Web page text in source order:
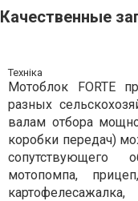
Качественные
Техніка
Мотоблок FORTE
разных
валам отбора
коробки передач)
сопутствующего
мотопомпа,